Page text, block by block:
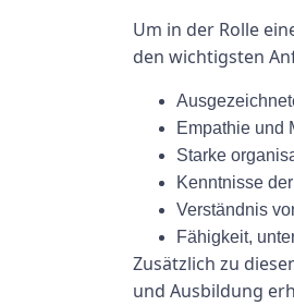
Um in der Rolle
den wichtigsten
Empathie und
Starke
Kenntnisse
Verständnis
Fähigkeit,
Zusätzlich zu
und Ausbildung